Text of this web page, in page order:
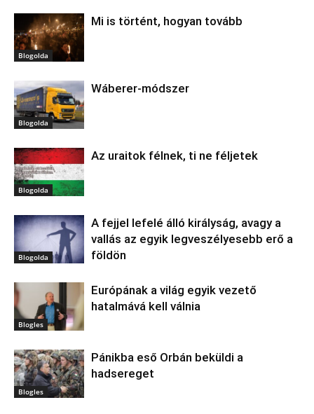
Blogolda
Mi is történt, hogyan tovább
Blogolda
Wáberer-módszer
Blogolda
Az uraitok félnek, ti ne féljetek
Blogolda
A fejjel lefelé álló királyság, avagy a
vallás az egyik legveszélyesebb erő a
földön
Blogles
Európának a világ egyik vezető
hatalmává kell válnia
Blogles
Pánikba eső Orbán beküldi a
hadsereget